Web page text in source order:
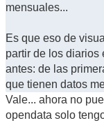
mensuales...
Es que eso de
partir de los diarios
antes: de las
que tienen datos
Vale... ahora no
opendata solo